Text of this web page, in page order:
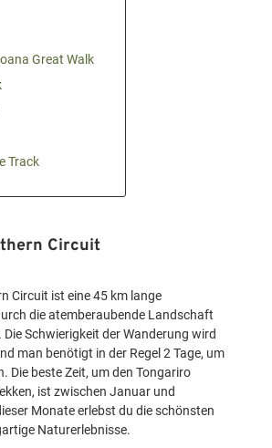
Great Walk
Track
Circuit
Circuit ist eine 45 km lange
die atemberaubende Landschaft
Schwierigkeit der Wanderung wird
man benötigt in der Regel 2 Tage, um
Die beste Zeit, um den Tongariro
ist zwischen Januar und
Monate erlebst du die schönsten
Naturerlebnisse.